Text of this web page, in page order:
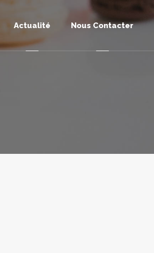
Actualité Nous Contacter